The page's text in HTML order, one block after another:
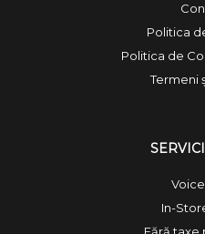
Politica
Politica de
Termeni
In-